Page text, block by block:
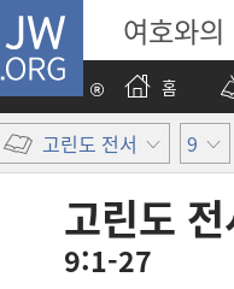
JW.ORG 여호와의
홈
고린도 전서 9
고린도 전
9:1-27